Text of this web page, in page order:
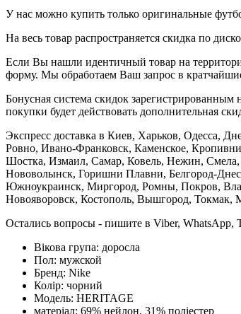
У нас можно купить только оригинальные
На весь товар распространяется скидка по
Если Вы нашли идентичный товар на
форму. Мы обработаем Ваш запрос в
Бонусная система скидок зарегистрированным
покупки будет действовать дополнительная
Экспресс доставка в Киев, Харьков, Одесса,
Ровно, Ивано-Франковск, Каменское,
Шостка, Измаил, Самар, Ковель, Нежин,
Нововолынск, Горишни Плавни, Белгород-
Южноукраинск, Миргород, Ромны, Покров,
Новояворовск, Костополь, Вышгород, Токмак,
Остались вопросы - пишите в Viber, WhatsApp,
Вікова група: доросла
Пол: мужской
Бренд: Nike
Колір: чорний
Модель: HERITAGE
матеріал: 69% нейлон, 31% поліестер